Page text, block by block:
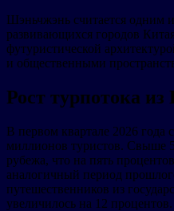
Шэньчжэнь считается одним
развивающихся городов
футуристической
и общественными
Рост турпотока
В первом квартале 2026 года
миллионов туристов. Свыше
рубежа, что на пять
аналогичный период
путешественников из
увеличилось на 12 процентов.